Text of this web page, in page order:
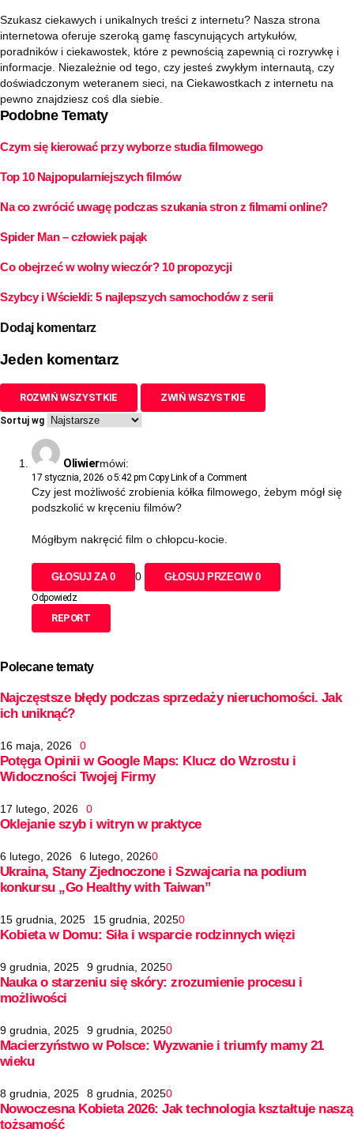
Szukasz ciekawych i unikalnych treści z internetu? Nasza strona
internetowa oferuje szeroką gamę fascynujących artykułów,
poradników i ciekawostek, które z pewnością zapewnią ci rozrywkę i
informacje. Niezależnie od tego, czy jesteś zwykłym internautą, czy
doświadczonym weteranem sieci, na Ciekawostkach z internetu na
pewno znajdziesz coś dla siebie.
Podobne Tematy
Czym się kierować przy wyborze studia filmowego
Top 10 Najpopularniejszych filmów
Na co zwrócić uwagę podczas szukania stron z filmami online?
Spider Man – człowiek pająk
Co obejrzeć w wolny wieczór? 10 propozycji
Szybcy i Wściekli: 5 najlepszych samochodów z serii
Dodaj komentarz
Jeden komentarz
ROZWIŃ WSZYSTKIE ZWIŃ WSZYSTKIE
Sortuj wg
Oliwiermówi:
17 stycznia, 2026 o 5:42 pm Copy Link of a Comment
Czy jest możliwość zrobienia kółka filmowego, żebym mógł się
podszkolić w kręceniu filmów?
Mógłbym nakręcić film o chłopcu-kocie.
GŁOSUJ ZA0 0 GŁOSUJ PRZECIW0
Odpowiedz
REPORT
Polecane tematy
Najczęstsze błędy podczas sprzedaży nieruchomości. Jak
ich uniknąć?
16 maja, 2026 0
Potęga Opinii w Google Maps: Klucz do Wzrostu i
Widoczności Twojej Firmy
17 lutego, 2026 0
Oklejanie szyb i witryn w praktyce
6 lutego, 2026 6 lutego, 20260
Ukraina, Stany Zjednoczone i Szwajcaria na podium
konkursu „Go Healthy with Taiwan”
15 grudnia, 2025 15 grudnia, 20250
Kobieta w Domu: Siła i wsparcie rodzinnych więzi
9 grudnia, 2025 9 grudnia, 20250
Nauka o starzeniu się skóry: zrozumienie procesu i
możliwości
9 grudnia, 2025 9 grudnia, 20250
Macierzyństwo w Polsce: Wyzwanie i triumfy mamy 21
wieku
8 grudnia, 2025 8 grudnia, 20250
Nowoczesna Kobieta 2026: Jak technologia kształtuje naszą
tożsamość